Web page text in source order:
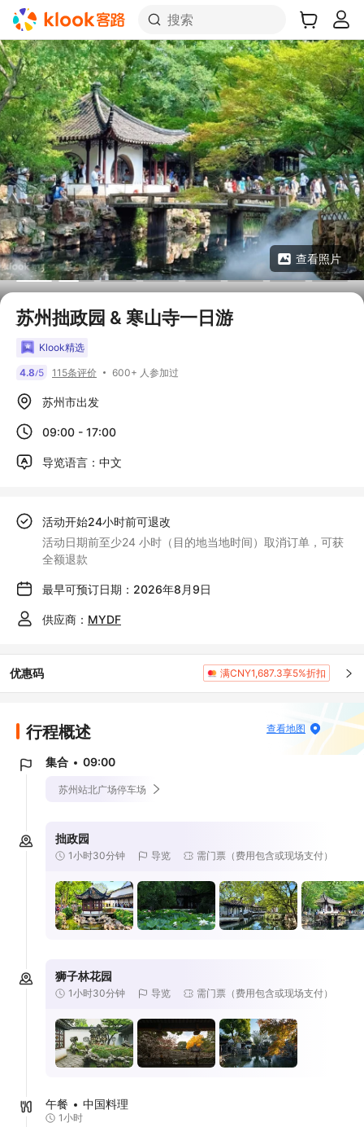
搜索
查看照片
苏州拙政园 & 寒山寺一日游
Klook精选
4.8/5 115条评价 600+ 人参加过
苏州市出发
09:00 - 17:00
导览语言：中文
活动开始24小时前可退改
活动日期前至少24 小时（目的地当地时间）取消订单，可获
全额退款
最早可预订日期：2026年8月9日
供应商： MYDF
优惠码 满CNY1,687.3享5%折扣
行程概述 查看地图
集合 09:00
苏州站北广场停车场
拙政园
1小时30分钟 导览 需门票（费用包含或现场支付）
狮子林花园
1小时30分钟 导览 需门票（费用包含或现场支付）
午餐 中国料理
1小时